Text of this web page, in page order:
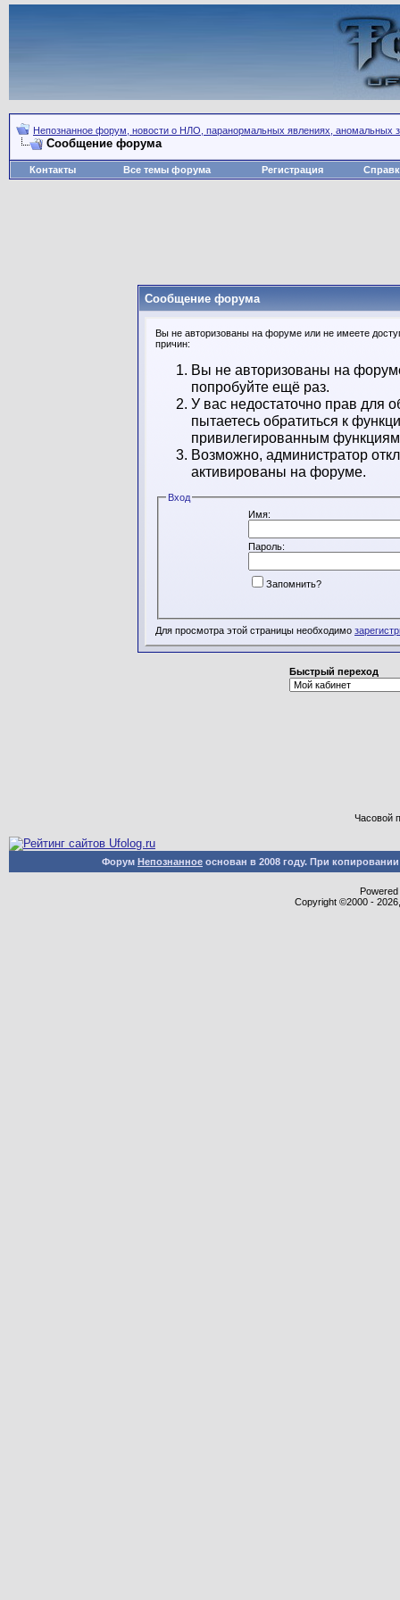
Непознанное форум, новости о НЛО, паранормальных явлениях, аномальных
Сообщение форума
Контакты Все темы форума Регистрация
Сообщение форума
Вы не авторизованы на форуме или не имеете
причин:
Вы не авторизованы на
попробуйте ещё раз.
У вас недостаточно прав для
пытаетесь обратиться к
привилегированным
Возможно, администратор
активированы на форуме.
Вход
Имя:
Пароль:
Запомнить?
Для просмотра этой страницы необходимо
Быстрый переход
Часовой
Форум Непознанное основан в 2008 году. При
Copyright ©2000 -